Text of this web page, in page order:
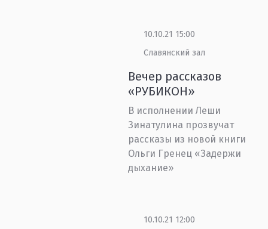
10.10.21 15:00
Славянский зал
Вечер рассказов
«РУБИКОН»
В исполнении Леши
Зинатулина прозвучат
рассказы из новой книги
Ольги Гренец «Задержи
дыхание»
10.10.21 12:00